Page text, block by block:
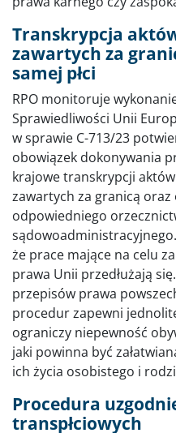
Transkrypcja
zawartych za
samej płci
RPO monitoruje
Sprawiedliwości Unii
w sprawie C-713/23
obowiązek dokonywania
krajowe transkrypcji
zawartych za granicą oraz
odpowiedniego
że prace mające na celu
prawa Unii przedłużają
przepisów prawa
procedur zapewni
ograniczy niepewność
jaki powinna być
ich życia osobistego i
Procedura
transpłciowych